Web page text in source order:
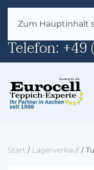
Zum Hauptinhalt
E-Mail:
Telefon:+49
Start / Lagerverkauf /